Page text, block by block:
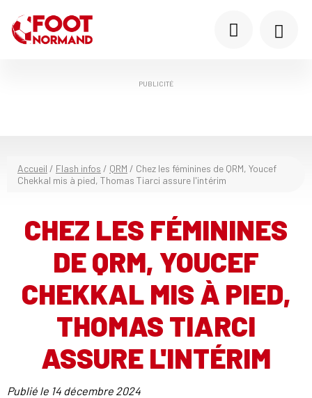
PUBLICITÉ
Accueil / Flash infos / QRM / Chez les féminines de QRM, Youcef
Chekkal mis à pied, Thomas Tiarci assure l'intérim
CHEZ LES FÉMININES
DE QRM, YOUCEF
CHEKKAL MIS À PIED,
THOMAS TIARCI
ASSURE L'INTÉRIM
Publié le 14 décembre 2024